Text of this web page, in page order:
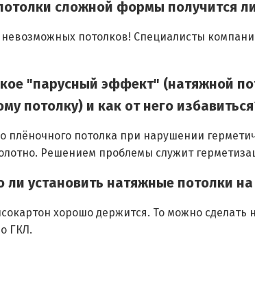
сложной формы получится
невозможных потолков! Специалисты
"парусный эффект" (натяжной
потолку) и как от него
плёночного потолка при нарушении
Решением проблемы служит
ли установить натяжные потолки на
хорошо держится. То можно
ГКЛ.